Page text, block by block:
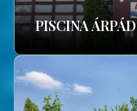
PISCINA ÁRPÁD